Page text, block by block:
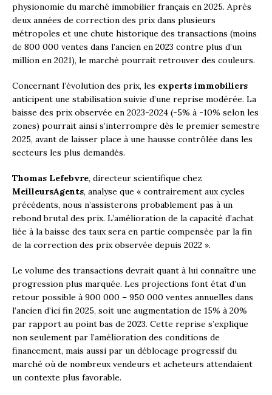
physionomie du marché immobilier français en 2025. Après
deux années de correction des prix dans plusieurs
métropoles et une chute historique des transactions (moins
de 800 000 ventes dans l’ancien en 2023 contre plus d’un
million en 2021), le marché pourrait retrouver des couleurs.
Concernant l’évolution des prix, les experts immobiliers
anticipent une stabilisation suivie d’une reprise modérée. La
baisse des prix observée en 2023-2024 (-5% à -10% selon les
zones) pourrait ainsi s’interrompre dès le premier semestre
2025, avant de laisser place à une hausse contrôlée dans les
secteurs les plus demandés.
Thomas Lefebvre, directeur scientifique chez
MeilleursAgents, analyse que « contrairement aux cycles
précédents, nous n’assisterons probablement pas à un
rebond brutal des prix. L’amélioration de la capacité d’achat
liée à la baisse des taux sera en partie compensée par la fin
de la correction des prix observée depuis 2022 ».
Le volume des transactions devrait quant à lui connaître une
progression plus marquée. Les projections font état d’un
retour possible à 900 000 – 950 000 ventes annuelles dans
l’ancien d’ici fin 2025, soit une augmentation de 15% à 20%
par rapport au point bas de 2023. Cette reprise s’explique
non seulement par l’amélioration des conditions de
financement, mais aussi par un déblocage progressif du
marché où de nombreux vendeurs et acheteurs attendaient
un contexte plus favorable.